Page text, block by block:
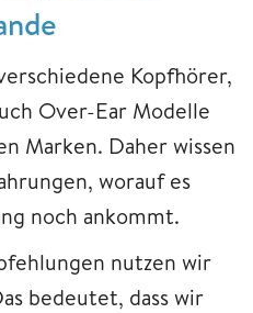
Kopfhörer,
Over-Ear Modelle
Marken. Daher wissen
worauf es
noch ankommt.
nutzen wir
bedeutet, dass wir